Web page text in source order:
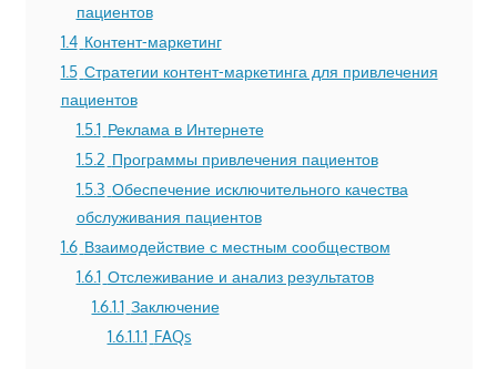
пациентов
1.4 Контент-маркетинг
1.5 Стратегии контент-маркетинга для привлечения
пациентов
1.5.1 Реклама в Интернете
1.5.2 Программы привлечения пациентов
1.5.3 Обеспечение исключительного качества
обслуживания пациентов
1.6 Взаимодействие с местным сообществом
1.6.1 Отслеживание и анализ результатов
1.6.1.1 Заключение
1.6.1.1.1 FAQs